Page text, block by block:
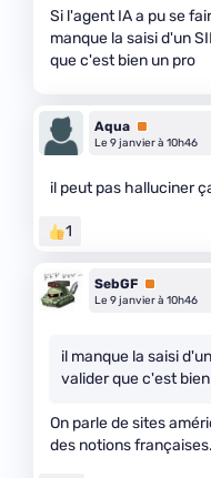
Si l'agent IA a pu se
manque la saisi d'un
que c'est bien un pro
Aqua Premium
Le 9 janvier à 10h46
il peut pas halluciner
1
SebGF Premium
Le 9 janvier à 10h46
il manque la saisi
valider que c'est
On parle de sites
des notions françaises.